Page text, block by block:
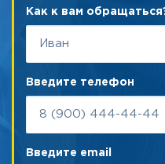
Как к вам
Введите телефон
Введите email